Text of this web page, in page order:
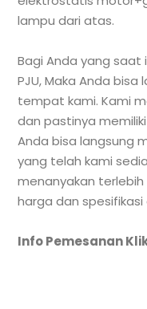
lampu dari atas.
Bagi Anda yang saat
PJU, Maka Anda
tempat kami. Kami
dan pastinya
Anda bisa langsung
yang telah kami
menanyakan
harga dan spesifikasi
Info Pemesanan